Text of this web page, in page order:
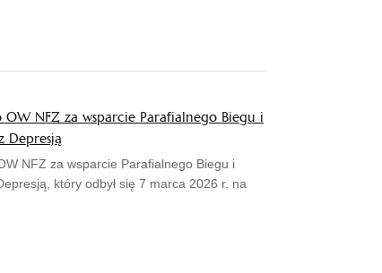
OW NFZ za wsparcie Parafialnego Biegu i
Depresją
NFZ za wsparcie Parafialnego Biegu i
który odbył się 7 marca 2026 r. na